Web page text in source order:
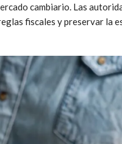
cambiario. Las
fiscales y preservar la